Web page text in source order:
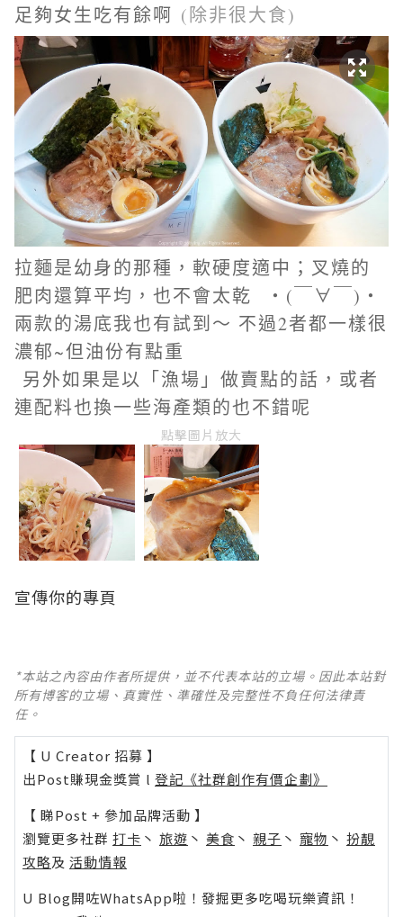
足夠女生吃有餘啊 (除非很大食)
拉麵是幼身的那種，軟硬度適中；叉燒的
肥肉還算平均，也不會太乾
・(￣∀￣)・
兩款的湯底我也有試到～ 不過2者都一樣很
濃郁~但油份有點重
另外如果是以「漁場」做賣點的話，或者
連配料也換一些海產類的也不錯呢
點擊圖片放大
宣傳你的專頁
*本站之內容由作者所提供，並不代表本站的立場。因此本站對
所有博客的立場、真實性、準確性及完整性不負任何法律責
任。
【 U Creator 招募 】
出Post賺現金獎賞 l 登記《社群創作有價企劃》
【 睇Post + 參加品牌活動 】
瀏覽更多社群 打卡 丶 旅遊 丶 美食 丶 親子 丶 寵物 丶 扮靚
攻略及 活動情報
U Blog開咗WhatsApp啦！發掘更多吃喝玩樂資訊！